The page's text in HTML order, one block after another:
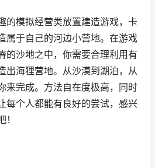
的模拟经营类放置建造游戏，卡
属于自己的河边小营地。在游戏
的沙地之中，你需要合理利用有
出海狸营地。从沙漠到湖泊，从
来完成。方法自在度极高，同时
每个人都能有良好的尝试，感兴